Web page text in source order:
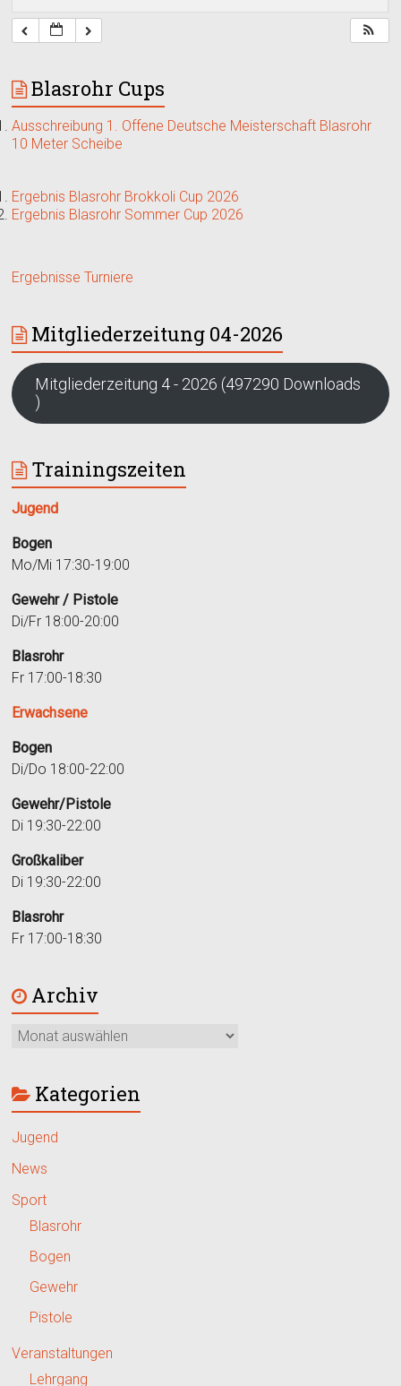
Blasrohr Cups
Ausschreibung 1. Offene Deutsche Meisterschaft Blasrohr
10 Meter Scheibe
Ergebnis Blasrohr Brokkoli Cup 2026
Ergebnis Blasrohr Sommer Cup 2026
Ergebnisse Turniere
Mitgliederzeitung 04-2026
Mitgliederzeitung 4 - 2026 (497290 Downloads
)
Trainingszeiten
Jugend
Bogen
Mo/Mi 17:30-19:00
Gewehr / Pistole
Di/Fr 18:00-20:00
Blasrohr
Fr 17:00-18:30
Erwachsene
Bogen
Di/Do 18:00-22:00
Gewehr/Pistole
Di 19:30-22:00
Großkaliber
Di 19:30-22:00
Blasrohr
Fr 17:00-18:30
Archiv
Kategorien
Jugend
News
Sport
Blasrohr
Bogen
Gewehr
Pistole
Veranstaltungen
Lehrgang